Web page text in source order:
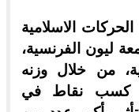
الاسلامية
ليون الفرنسية،
من خلال وزنه
كسب نقاط في